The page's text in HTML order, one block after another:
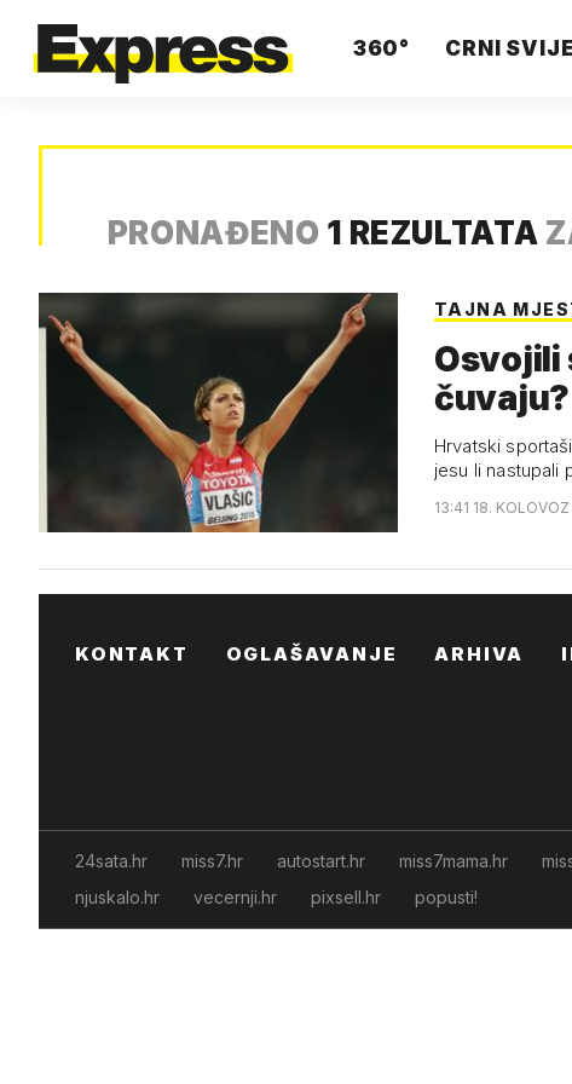
360° CRNI
PRONAĐENO 1 REZULTATA
TAJNA
Osvojili
čuvaju?
Hrvatski
jesu li nastupali
13:41 18.
KONTAKT OGLAŠAVANJE ARHIVA
24sata.hr miss7.hr autostart.hr miss7mama.hr
njuskalo.hr
vecernji.hr pixsell.hr popusti!